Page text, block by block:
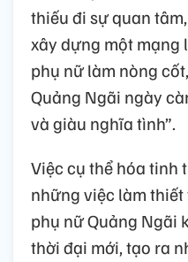
thiếu đi sự quan
xây dựng một mạng
phụ nữ làm nòng
Quảng Ngãi ngày
và giàu nghĩa tình”.
Việc cụ thể hóa tinh
những việc làm
phụ nữ Quảng Ngãi
thời đại mới, tạo ra